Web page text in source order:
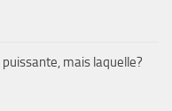
mais laquelle?